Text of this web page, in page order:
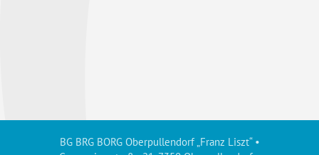
BG BRG BORG Oberpullendorf „Franz Liszt“ •